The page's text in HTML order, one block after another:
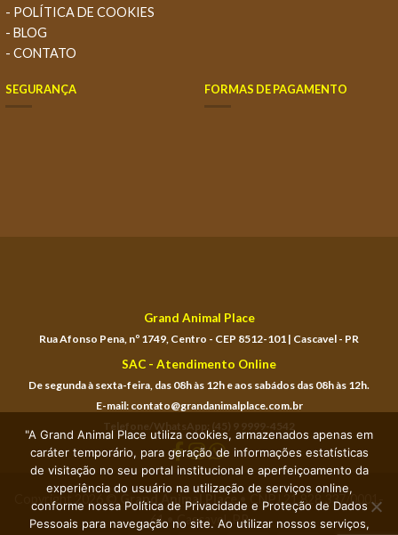
- POLÍTICA DE COOKIES
- BLOG
- CONTATO
SEGURANÇA FORMAS DE PAGAMENTO
Grand Animal Place
Rua Afonso Pena, nº 1749, Centro - CEP 8512-101 | Cascavel - PR
SAC - Atendimento Online
De segunda à sexta-feira, das 08h às 12h e aos sabádos das 08h às 12h.
E-mail: contato@grandanimalplace.com.br
Telefone/WhatsApp: (45) 9 9999-4542
Copyright 2026 © Grand Animal Place • CNPJ 21.828.337/0001-
61 • Cascavel-PR
"A Grand Animal Place utiliza cookies, armazenados apenas em
caráter temporário, para geração de informações estatísticas
de visitação no seu portal institucional e aperfeiçoamento da
experiência do usuário na utilização de serviços online,
conforme nossa Política de Privacidade e Proteção de Dados
Pessoais para navegação no site. Ao utilizar nossos serviços,